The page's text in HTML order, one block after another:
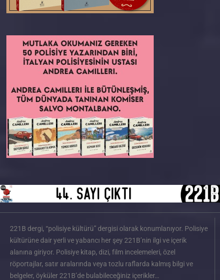
221B dergi, “polisiye kültürü” dergisi olarak konumlanıyor. Polisiye
kültürüne dair yerli ve yabancı her şey 221B’nin ilgi ve içerik
alanına giriyor. Polisiye kitap, dizi, film incelemeleri, özel
röportajlar, satır aralarında veya tozlu raflarda kalmış bilgi ve
belgeler, öyküler 221B’de bulabileceğiniz içerikler…